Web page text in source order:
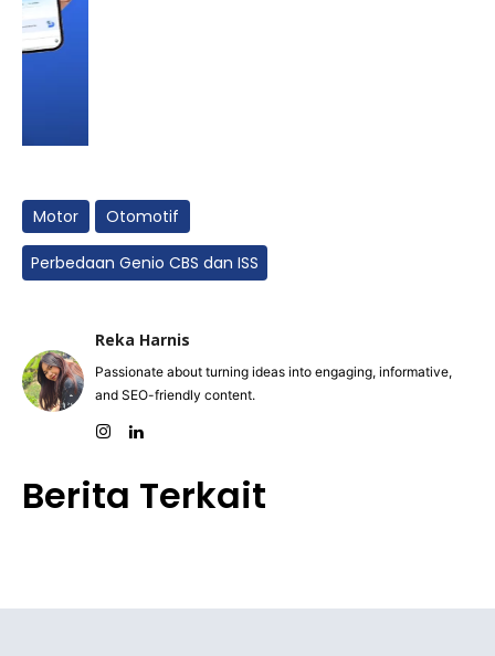
Motor Otomotif
Perbedaan Genio CBS dan ISS
Reka Harnis
Passionate about turning ideas into engaging, informative,
and SEO-friendly content.
Berita Terkait